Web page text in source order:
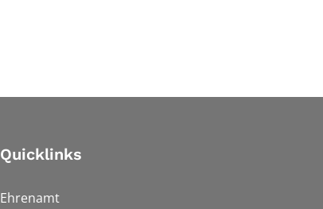
Quicklinks
Ehrenamt